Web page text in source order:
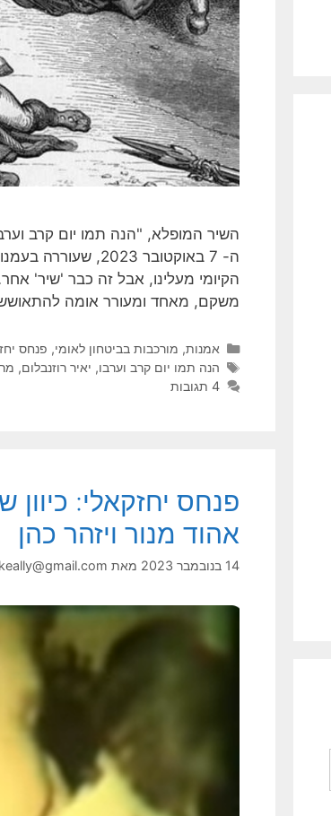
השיר המופלא, "הנה תמו יום קרב
ה- 7 באוקטובר
הקיומי מעלינו, אבל זה כבר 'שיר'
משקם, מאחד ומעורר אומה להתאושש,
קטגוריות
אמנות, מורכבות בביטחון לאומי, פנחס
תגיות
הנה תמו יום קרב וערבו, יאיר רוזנבלום,
4 תגובות
פנחס יחזקאלי:
אהוד מנור ויזהר כהן
14 בנובמבר 2023 מאת